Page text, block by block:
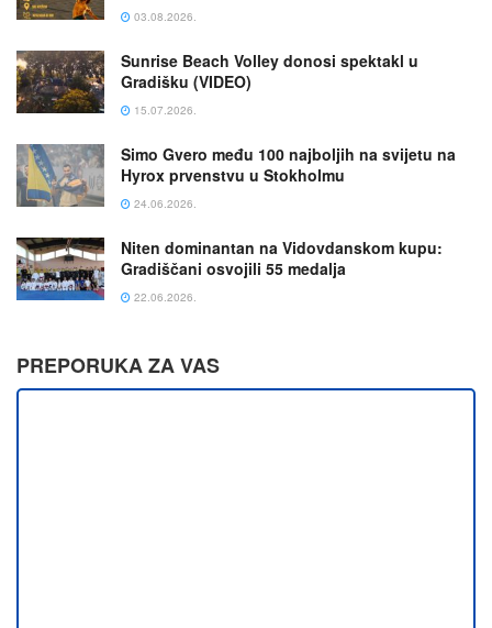
03.08.2026.
Sunrise Beach Volley donosi spektakl u
Gradišku (VIDEO)
15.07.2026.
Simo Gvero među 100 najboljih na svijetu na
Hyrox prvenstvu u Stokholmu
24.06.2026.
Niten dominantan na Vidovdanskom kupu:
Gradiščani osvojili 55 medalja
22.06.2026.
PREPORUKA ZA VAS